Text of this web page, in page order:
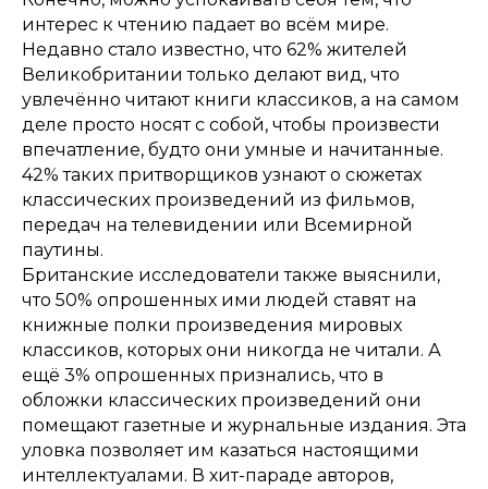
интерес к чтению падает во всём мире.
Недавно стало известно, что 62% жителей
Великобритании только делают вид, что
увлечённо читают книги классиков, а на самом
деле просто носят с собой, чтобы произвести
впечатление, будто они умные и начитанные.
42% таких притворщиков узнают о сюжетах
классических произведений из фильмов,
передач на телевидении или Всемирной
паутины.
Британские исследователи также выяснили,
что 50% опрошенных ими людей ставят на
книжные полки произведения мировых
классиков, которых они никогда не читали. А
ещё 3% опрошенных признались, что в
обложки классических произведений они
помещают газетные и журнальные издания. Эта
уловка позволяет им казаться настоящими
интеллектуалами. В хит-параде авторов,